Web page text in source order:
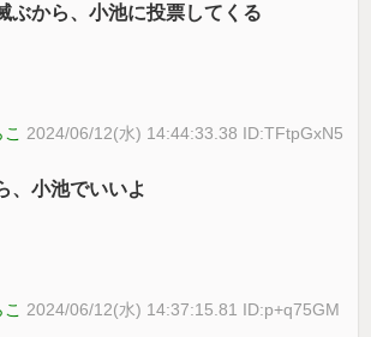
ぶから、小池に投票してくる
2024/06/12(水) 14:44:33.38 ID:TFtpGxN5
、小池でいいよ
2024/06/12(水) 14:37:15.81 ID:p+q75GM